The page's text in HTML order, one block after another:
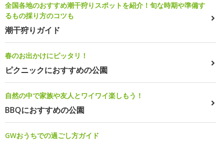
全国各地のおすすめ潮干狩りスポットを紹介！旬な時期や準備す
るもの採り方のコツも
潮干狩りガイド
春のお出かけにピッタリ！
ピクニックにおすすめの公園
自然の中で家族や友人とワイワイ楽しもう！
BBQにおすすめの公園
GWおうちでの過ごし方ガイド